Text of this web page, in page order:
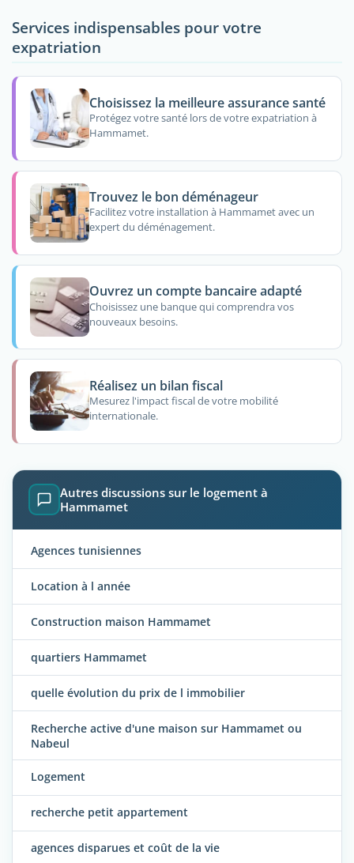
Services indispensables pour votre
expatriation
Choisissez la meilleure assurance santé
Protégez votre santé lors de votre expatriation à
Hammamet.
Trouvez le bon déménageur
Facilitez votre installation à Hammamet avec un
expert du déménagement.
Ouvrez un compte bancaire adapté
Choisissez une banque qui comprendra vos
nouveaux besoins.
Réalisez un bilan fiscal
Mesurez l'impact fiscal de votre mobilité
internationale.
Autres discussions sur le logement à
Hammamet
Agences tunisiennes
Location à l année
Construction maison Hammamet
quartiers Hammamet
quelle évolution du prix de l immobilier
Recherche active d'une maison sur Hammamet ou
Nabeul
Logement
recherche petit appartement
agences disparues et coût de la vie